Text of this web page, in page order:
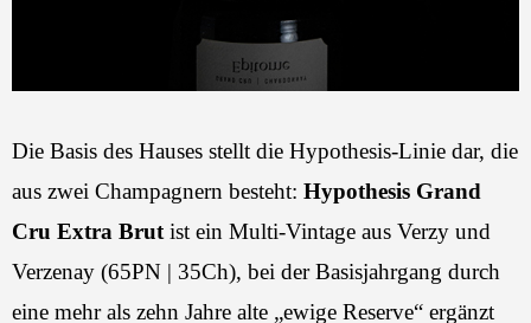
Die Basis des Hauses stellt die Hypothesis-Linie dar, die
aus zwei Champagnern besteht: Hypothesis Grand
Cru Extra Brut ist ein Multi-Vintage aus Verzy und
Verzenay (65PN | 35Ch), bei der Basisjahrgang durch
eine mehr als zehn Jahre alte „ewige Reserve“ ergänzt